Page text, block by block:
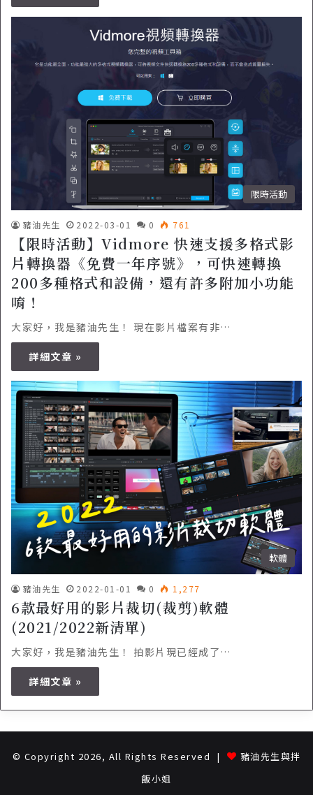
限時活動
豬油先生 2022-03-01 0 761
【限時活動】Vidmore 快速支援多格式影
片轉換器《免費一年序號》，可快速轉換
200多種格式和設備，還有許多附加小功能
唷！
大家好，我是豬油先生！ 現在影片檔案有非…
詳細文章 »
軟體
豬油先生 2022-01-01 0 1,277
6款最好用的影片裁切(裁剪)軟體
(2021/2022新清單)
大家好，我是豬油先生！ 拍影片現已經成了…
詳細文章 »
© Copyright 2026, All Rights Reserved |
豬油先生與拌
飯小姐